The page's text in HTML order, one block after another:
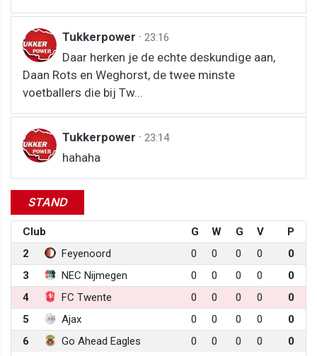
Tukkerpower · 23:16
Daar herken je de echte deskundige aan,
Daan Rots en Weghorst, de twee minste
voetballers die bij Tw...
Tukkerpower · 23:14
hahaha
STAND
Club G W G V
P
2
Feyenoord 0 0 0 0
0
3
NEC Nijmegen 0 0 0 0
0
4
FC Twente 0 0 0 0
0
5
Ajax 0 0 0 0
0
6
Go Ahead Eagles 0 0 0 0 0